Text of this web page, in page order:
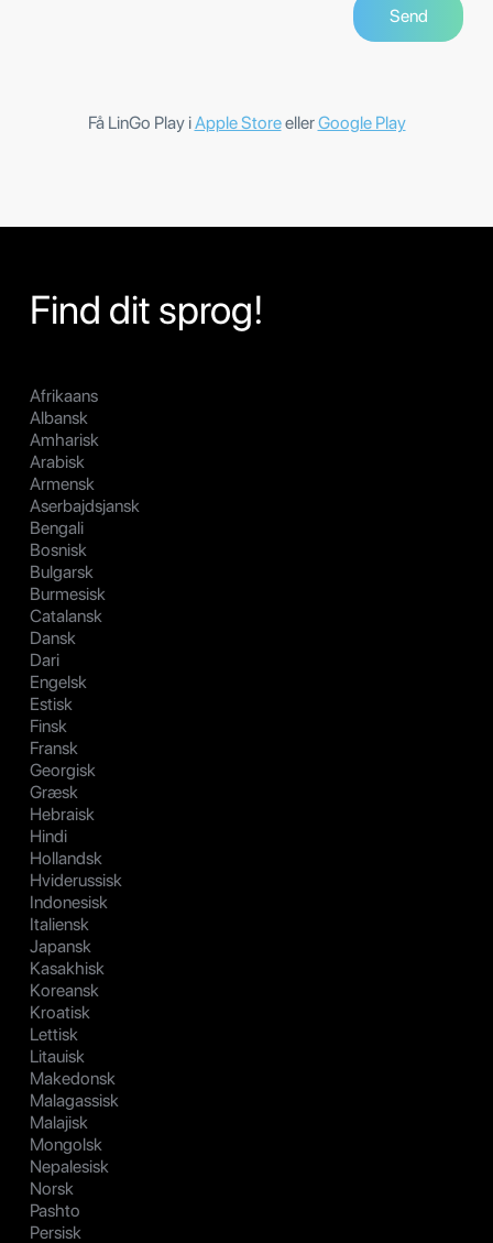
Få LinGo Play iApple StoreellerGoogle Play
Find dit sprog!
Afrikaans
Albansk
Amharisk
Arabisk
Armensk
Aserbajdsjansk
Bengali
Bosnisk
Bulgarsk
Burmesisk
Catalansk
Dansk
Dari
Engelsk
Estisk
Finsk
Fransk
Georgisk
Græsk
Hebraisk
Hindi
Hollandsk
Hviderussisk
Indonesisk
Italiensk
Japansk
Kasakhisk
Koreansk
Kroatisk
Lettisk
Litauisk
Makedonsk
Malagassisk
Malajisk
Mongolsk
Nepalesisk
Norsk
Pashto
Persisk